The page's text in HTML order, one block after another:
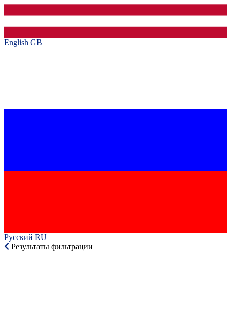
English GB‎
Русский RU‎
Результаты фильтрации